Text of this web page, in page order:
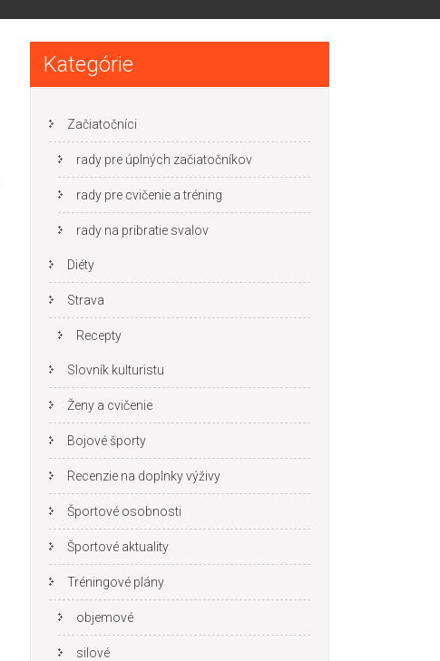
Kategórie
Začiatočníci
rady pre úplných začiatočníkov
rady pre cvičenie a tréning
rady na pribratie svalov
Diéty
Strava
Recepty
Slovník kulturistu
Ženy a cvičenie
Bojové športy
Recenzie na doplnky výživy
Športové osobnosti
Športové aktuality
Tréningové plány
objemové
silové